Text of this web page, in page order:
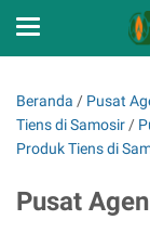
Beranda / Pusat
Tiens di Samosir /
Produk Tiens di
Pusat